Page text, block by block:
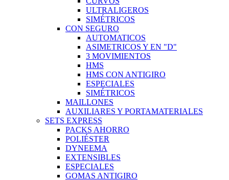
ULTRALIGEROS
SIMÉTRICOS
CON SEGURO
AUTOMATICOS
ASIMETRICOS Y EN "D"
3 MOVIMIENTOS
HMS
HMS CON ANTIGIRO
ESPECIALES
SIMÉTRICOS
MAILLONES
AUXILIARES Y PORTAMATERIALES
SETS EXPRESS
PACKS AHORRO
POLIÉSTER
DYNEEMA
EXTENSIBLES
ESPECIALES
GOMAS ANTIGIRO